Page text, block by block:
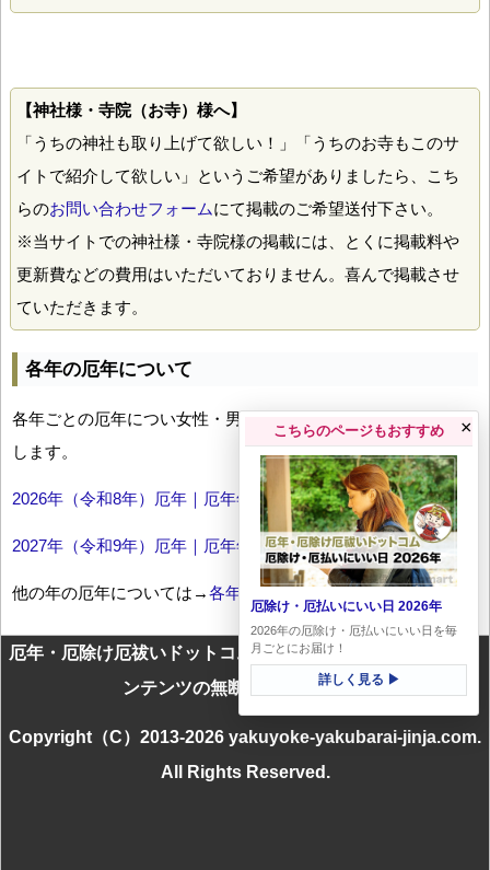
【神社様・寺院（お寺）様へ】
「うちの神社も取り上げて欲しい！」「うちのお寺もこのサ
イトで紹介して欲しい」というご希望がありましたら、こち
らのお問い合わせフォームにて掲載のご希望送付下さい。
※当サイトでの神社様・寺院様の掲載には、とくに掲載料や
更新費などの費用はいただいておりません。喜んで掲載させ
ていただきます。
各年の厄年について
各年ごとの厄年につい女性・男性の年齢早見表とともにお伝え
します。
2026年（令和8年）厄年｜厄年年齢早見表
2027年（令和9年）厄年｜厄年年齢早見表
他の年の厄年については→各年厄年一覧
厄年・厄除け厄祓いドットコムに掲載のテキスト・画像等コ
ンテンツの無断転載を禁じます
Copyright（C）2013-2026 yakuyoke-yakubarai-jinja.com.
All Rights Reserved.
こちらのページもおすすめ
厄除け・厄払いにいい日 2026年
2026年の厄除け・厄払いにいい日を毎
月ごとにお届け！
詳しく見る ▶
×